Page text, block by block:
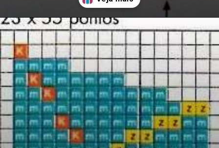
Opening https://bordadosdalea.com.br/pipas-em-ponto-cruz-belos-graficos-para-se-inspirar/